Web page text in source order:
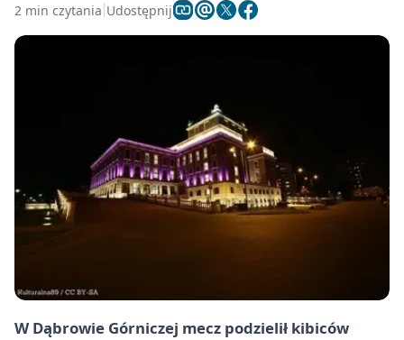
2 min czytania Udostępnij
W Dąbrowie Górniczej mecz podzielił kibiców